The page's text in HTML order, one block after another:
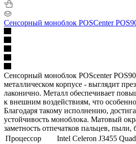
Сенсорный моноблок POSCenter
Сенсорный моноблок POScenter
металлическом корпусе - выглядит
лаконично. Металл обеспечивает
к внешним воздействиям, что
Благодаря такому исполнению,
устойчивость моноблока. Матовый
заметность отпечатков пальцев, пыли,
Процессор
Intel Celeron J3455